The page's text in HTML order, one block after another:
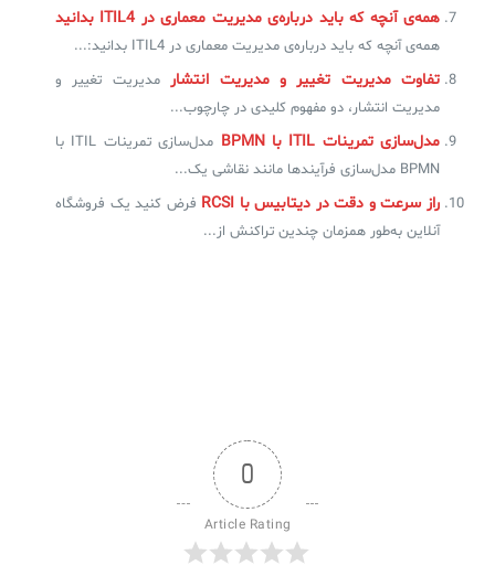
همه‌ی آنچه که باید درباره‌ی مدیریت معماری در ITIL4 بدانید
همه‌ی آنچه که باید درباره‌ی مدیریت معماری در ITIL4 بدانید:...
تفاوت مدیریت تغییر و مدیریت انتشار
مدیریت تغییر و
مدیریت انتشار، دو مفهوم کلیدی در چارچوب...
مدل‌سازی تمرینات ITIL‌ با BPMN
مدل‌سازی تمرینات ITIL‌ با
BPMN مدل‌سازی فرآیندها مانند نقاشی یک...
راز سرعت و دقت در دیتابیس با RCSI
فرض کنید یک فروشگاه
آنلاین به‌طور همزمان چندین تراکنش از...
0
Article Rating